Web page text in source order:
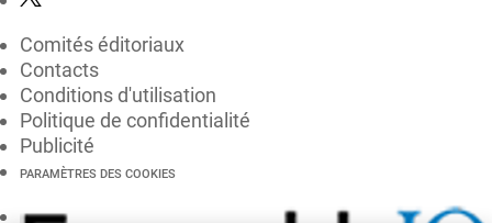
Comités éditoriaux
Contacts
Conditions d'utilisation
Politique de confidentialité
Publicité
PARAMÈTRES DES COOKIES